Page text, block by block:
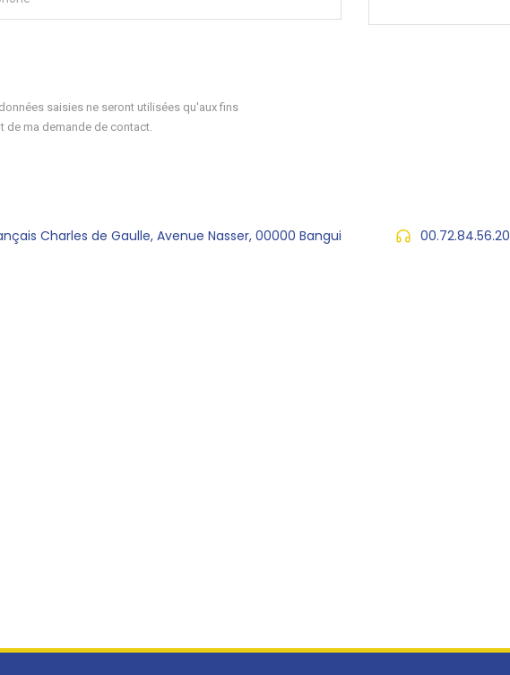
saisies ne seront utilisées qu'aux fins
de ma demande de contact.
Charles de Gaulle, Avenue Nasser, 00000 Bangui 00.72.84.56.20